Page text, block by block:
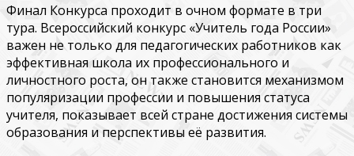
Финал Конкурса проходит в очном формате в три
тура. Всероссийский конкурс «Учитель года России»
важен не только для педагогических работников как
эффективная школа их профессионального и
личностного роста, он также становится механизмом
популяризации профессии и повышения статуса
учителя, показывает всей стране достижения системы
образования и перспективы её развития.